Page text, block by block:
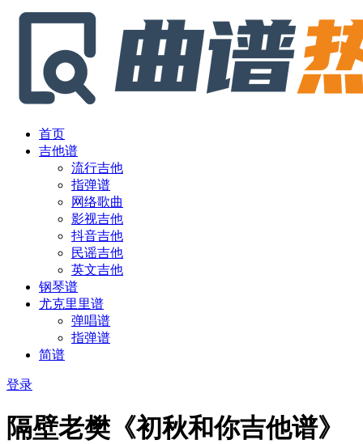
首页
吉他谱
流行吉他
指弹谱
网络歌曲
影视吉他
抖音吉他
民谣吉他
英文吉他
钢琴谱
尤克里里谱
弹唱谱
指弹谱
简谱
登录
隔壁老樊《初秋和你吉他谱》